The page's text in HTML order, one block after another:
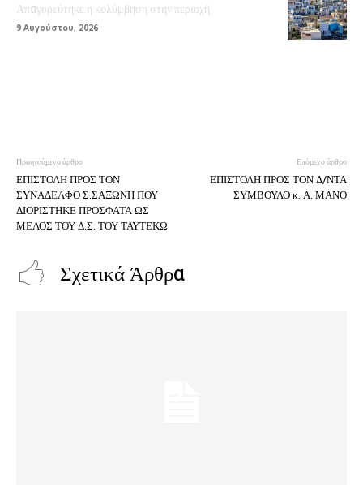
Απαγορεύτηκε η κολύμβηση στην περιοχή
9 Αυγούστου, 2026
Προηγούμενο άρθρο
ΕΠΙΣΤΟΛΗ ΠΡΟΣ ΤΟΝ
ΣΥΝΑΔΕΛΦΟ Σ.ΣΑΞΩΝΗ ΠΟΥ
ΔΙΟΡΙΣΤΗΚΕ ΠΡΟΣΦΑΤΑ ΩΣ
ΜΕΛΟΣ ΤΟΥ Δ.Σ. ΤΟΥ ΤΑΥΤΕΚΩ
Επόμενο άρθρο
ΕΠΙΣΤΟΛΗ ΠΡΟΣ ΤΟΝ Δ/ΝΤΑ
ΣΥΜΒΟΥΛΟ κ. Α. ΜΑΝΟ
Σχετικά Άρθρα